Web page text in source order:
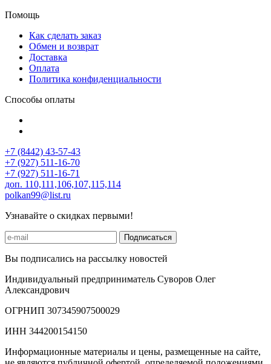
Помощь
Как сделать заказ
Обмен и возврат
Доставка
Оплата
Политика конфиденциальности
Способы оплаты
+7 (8442) 43-57-43
+7 (927) 511-16-70
+7 (927) 511-16-71
доп. 110,111,106,107,115,114
polkan99@list.ru
Узнавайте о скидках первыми!
Подписаться
Вы подписались на рассылку новостей
Индивидуальный предприниматель Суворов Олег
Александрович
ОГРНИП 307345907500029
ИНН 344200154150
Информационные материалы и цены, размещенные на сайте,